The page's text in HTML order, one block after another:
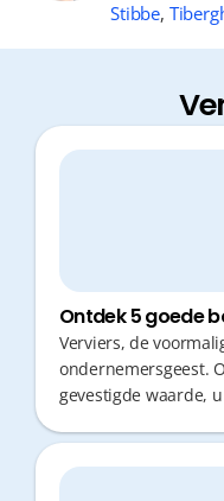
Stibbe,
Ontdek 5 goede
Verviers, de
ondernemersgeest.
gevestigde waarde,
boekhouder is
cijfers, maar vooral